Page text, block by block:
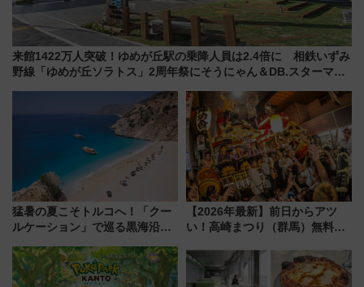
来館1422万人突破！ゆめが丘駅の乗降人員は2.4倍に 相鉄いずみ
野線「ゆめが丘ソラトス」2周年祭にそうにゃん＆DB.スターマン
猛暑の夏こそトルコへ！「クー
ルケーション」で巡る黒海沿岸
連検索数が前年比237％増、ナ
ショジオも認める『2026年に訪
【2026年最新】前日からアツ
い！高崎まつり（群馬）無料観
しまで